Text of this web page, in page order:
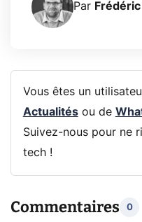
Par
Vous êtes un
Actualitésou de
Suivez-nous pour ne
tech !
Commentaires 0